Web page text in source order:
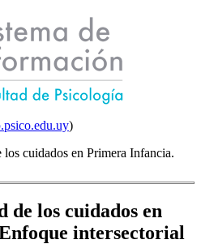
)
cuidados en Primera Infancia.
de los cuidados en
intersectorial